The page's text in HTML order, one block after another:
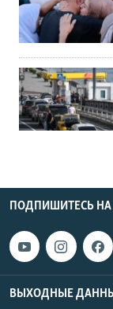
ПОДПИШИТЕСЬ НА
ВЫХОДНЫЕ